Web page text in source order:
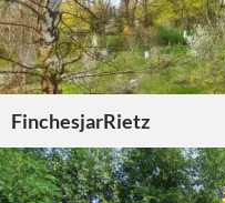
Zum
Inhalt
springen
FinchesjarRietz